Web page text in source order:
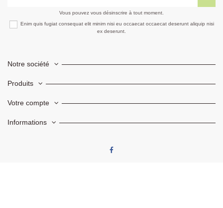
Vous pouvez vous désinscrire à tout moment.
Enim quis fugiat consequat elit minim nisi eu occaecat occaecat deserunt aliquip nisi
ex deserunt.
Notre société
Produits
Votre compte
Informations